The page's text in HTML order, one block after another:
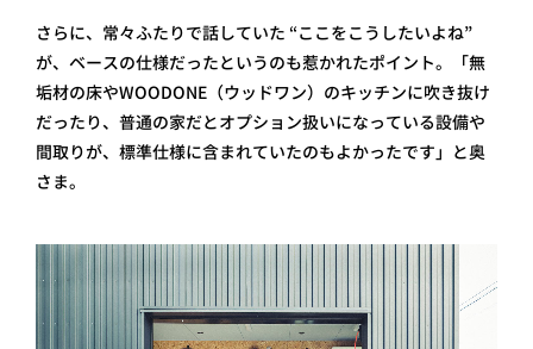
さらに、常々ふたりで話していた “ここをこうしたいよね”
が、ベースの仕様だったというのも惹かれたポイント。「無
垢材の床やWOODONE（ウッドワン） のキッチンに吹き抜け
だったり、普通の家だとオプション扱いになっている設備や
間取りが、標準仕様に含まれていたのもよかったです」と奥
さま。